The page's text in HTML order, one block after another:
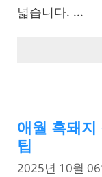
넓습니다. ...
애월 흑돼
팁
2025년 10월 06